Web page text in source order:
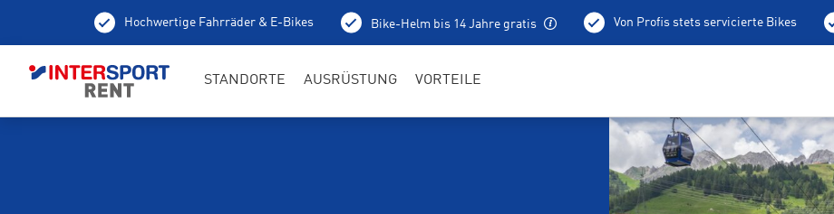
Hochwertige Fahrräder & E-Bikes Bike-Helm bis 14 Jahre gratis Von Profis stets servicierte Bikes
100 % aufgeladene E-Bikes
STANDORTE AUSRÜSTUNG VORTEILE